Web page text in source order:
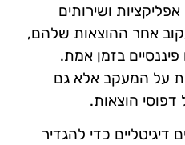
ושירותים
אחר ההוצאות שלהם,
בזמן אמת.
על המעקב אלא גם
הוצאות.
כדי להגדיר